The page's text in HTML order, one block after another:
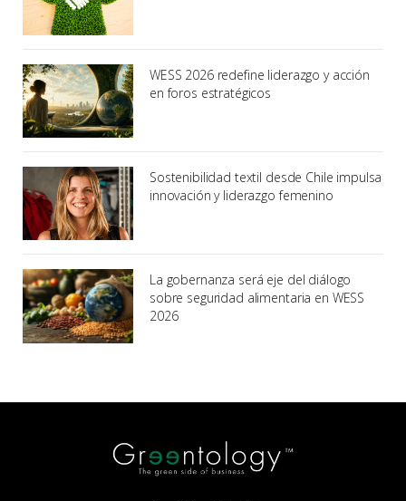
WESS 2026 redefine liderazgo y acción
en foros estratégicos
Sostenibilidad textil desde Chile impulsa
innovación y liderazgo femenino
La gobernanza será eje del diálogo
sobre seguridad alimentaria en WESS
2026